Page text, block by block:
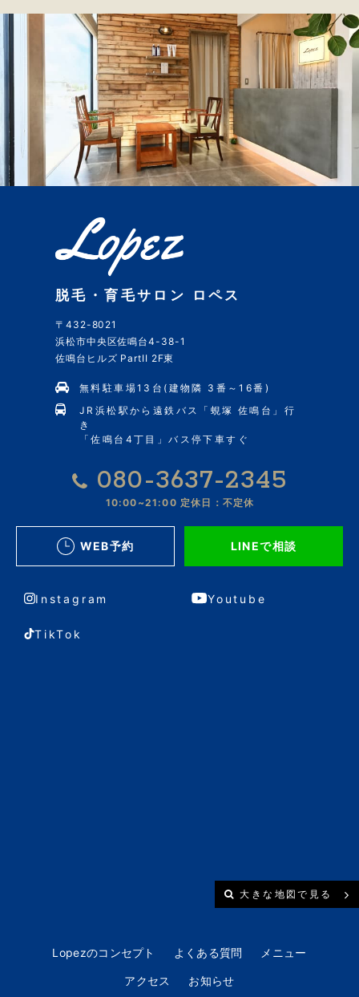
脱毛・育毛サロン ロペス
〒432-8021
浜松市中央区佐鳴台4-38-1
佐鳴台ヒルズ PartII 2F東
無料駐車場13台(建物隣 3番～16番)
JR浜松駅から遠鉄バス「蜆塚 佐鳴台」行
き
「佐鳴台4丁目」バス停下車すぐ
080-3637-2345
10:00~21:00 定休日：不定休
WEB予約 LINEで相談
Instagram Youtube
TikTok
大きな地図で見る
Lopezのコンセプト よくある質問 メニュー
アクセス お知らせ